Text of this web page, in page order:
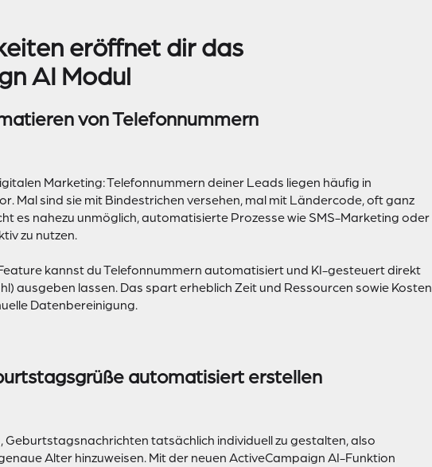
eröffnet dir das
AI Modul
von Telefonnummern
Marketing: Telefonnummern deiner Leads liegen häufig in
Mal sind sie mit Bindestrichen versehen, mal mit Ländercode, oft ganz
es nahezu unmöglich, automatisierte Prozesse wie SMS-Marketing oder
zu nutzen.
kannst du Telefonnummern automatisiert und KI-gesteuert direkt
ausgeben lassen. Das spart erheblich Zeit und Ressourcen sowie Kosten
Datenbereinigung.
automatisiert erstellen
Geburtstagsnachrichten tatsächlich individuell zu gestalten, also
Alter hinzuweisen. Mit der neuen ActiveCampaign AI-Funktion